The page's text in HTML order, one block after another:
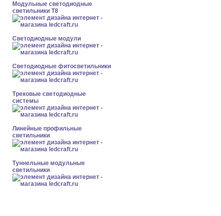
Модульные светодиодные
светильники Т8
Светодиодные модули
Светодиодные фитосветильники
Трековые светодиодные
системы
Линейные профильные
светильники
Туннельные модульные
светильники